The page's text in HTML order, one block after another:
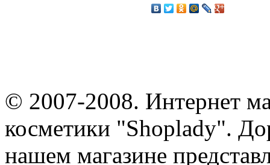
© 2007-2008. Интернет
косметики "Shoplady".
нашем магазине